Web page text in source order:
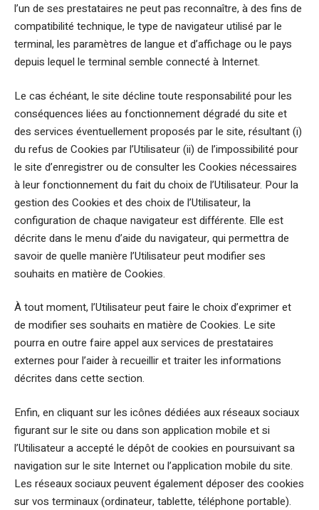
l’un de ses prestataires ne peut pas reconnaître, à des fins de
compatibilité technique, le type de navigateur utilisé par le
terminal, les paramètres de langue et d’affichage ou le pays
depuis lequel le terminal semble connecté à Internet.
Le cas échéant, le site décline toute responsabilité pour les
conséquences liées au fonctionnement dégradé du site et
des services éventuellement proposés par le site, résultant (i)
du refus de Cookies par l’Utilisateur (ii) de l’impossibilité pour
le site d’enregistrer ou de consulter les Cookies nécessaires
à leur fonctionnement du fait du choix de l’Utilisateur. Pour la
gestion des Cookies et des choix de l’Utilisateur, la
configuration de chaque navigateur est différente. Elle est
décrite dans le menu d’aide du navigateur, qui permettra de
savoir de quelle manière l’Utilisateur peut modifier ses
souhaits en matière de Cookies.
À tout moment, l’Utilisateur peut faire le choix d’exprimer et
de modifier ses souhaits en matière de Cookies. Le site
pourra en outre faire appel aux services de prestataires
externes pour l’aider à recueillir et traiter les informations
décrites dans cette section.
Enfin, en cliquant sur les icônes dédiées aux réseaux sociaux
figurant sur le site ou dans son application mobile et si
l’Utilisateur a accepté le dépôt de cookies en poursuivant sa
navigation sur le site Internet ou l’application mobile du site.
Les réseaux sociaux peuvent également déposer des cookies
sur vos terminaux (ordinateur, tablette, téléphone portable).